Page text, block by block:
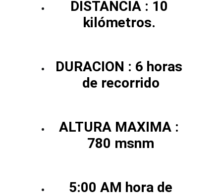
DISTANCIA : 10
kilómetros.
DURACION : 6 horas
de recorrido
ALTURA MAXIMA :
780 msnm